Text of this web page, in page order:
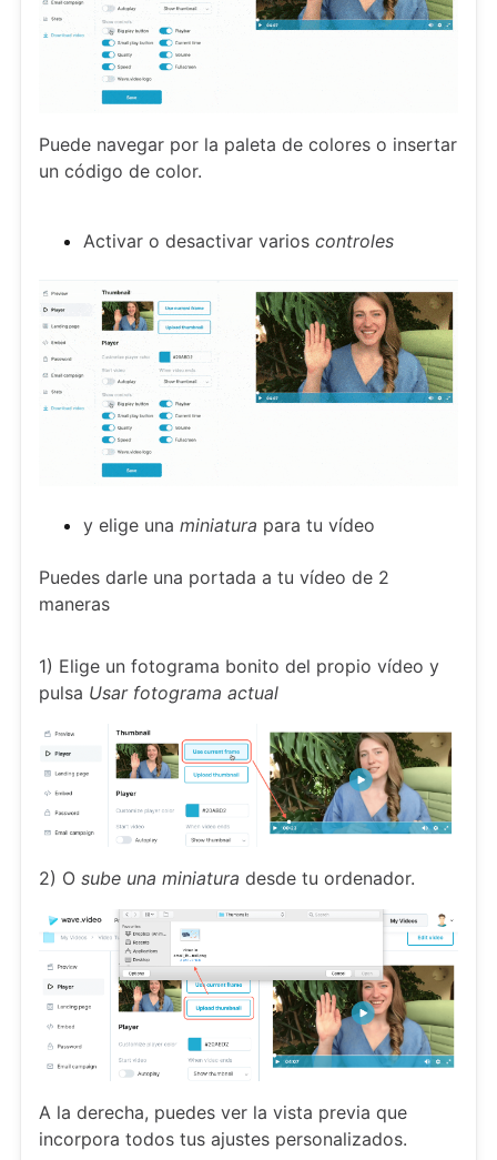
Puede navegar por la paleta de colores o insertar
un código de color.
Activar o desactivar varios controles
y elige una miniatura para tu vídeo
Puedes darle una portada a tu vídeo de 2
maneras
1) Elige un fotograma bonito del propio vídeo y
pulsa Usar fotograma actual
2) O sube una miniatura desde tu ordenador.
A la derecha, puedes ver la vista previa que
incorpora todos tus ajustes personalizados.